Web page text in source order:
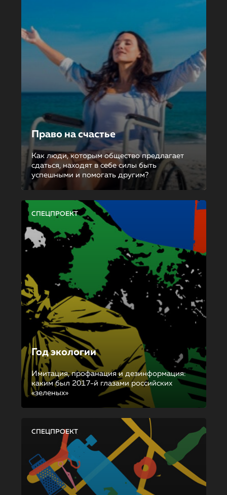
Право на счастье
Как люди, которым общество предлагает
сдаться, находят в себе силы быть
успешными и помогать другим?
СПЕЦПРОЕКТ
Год экологии
Имитация, профанация и дезинформация:
каким был 2017-й глазами российских
«зеленых»
СПЕЦПРОЕКТ